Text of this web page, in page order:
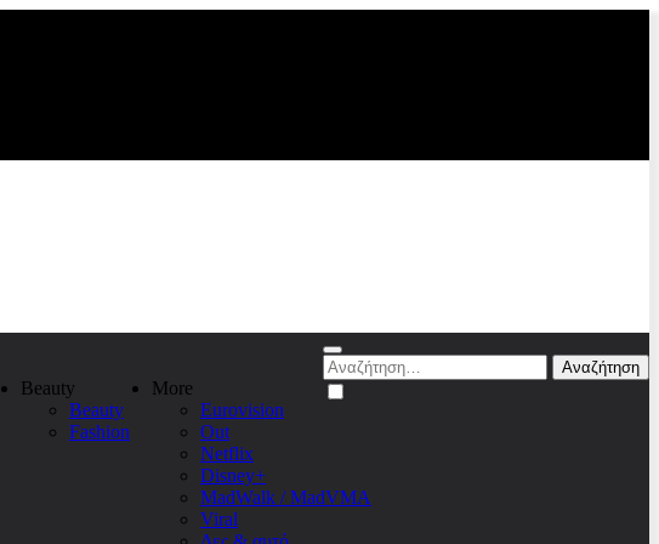
Beauty
Beauty
Fashion
More
Eurovision
Out
Netflix
Disney+
MadWalk / MadVMA
Viral
Αναζήτηση
για: